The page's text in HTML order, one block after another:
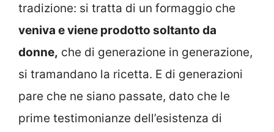
tradizione: si tratta di un formaggio che
veniva e viene prodotto soltanto da
donne, che di generazione in generazione,
si tramandano la ricetta. E di generazioni
pare che ne siano passate, dato che le
prime testimonianze dell’esistenza di